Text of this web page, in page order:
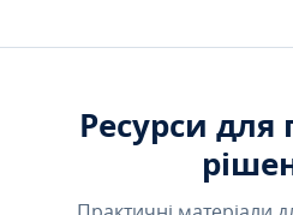
Ресурси для